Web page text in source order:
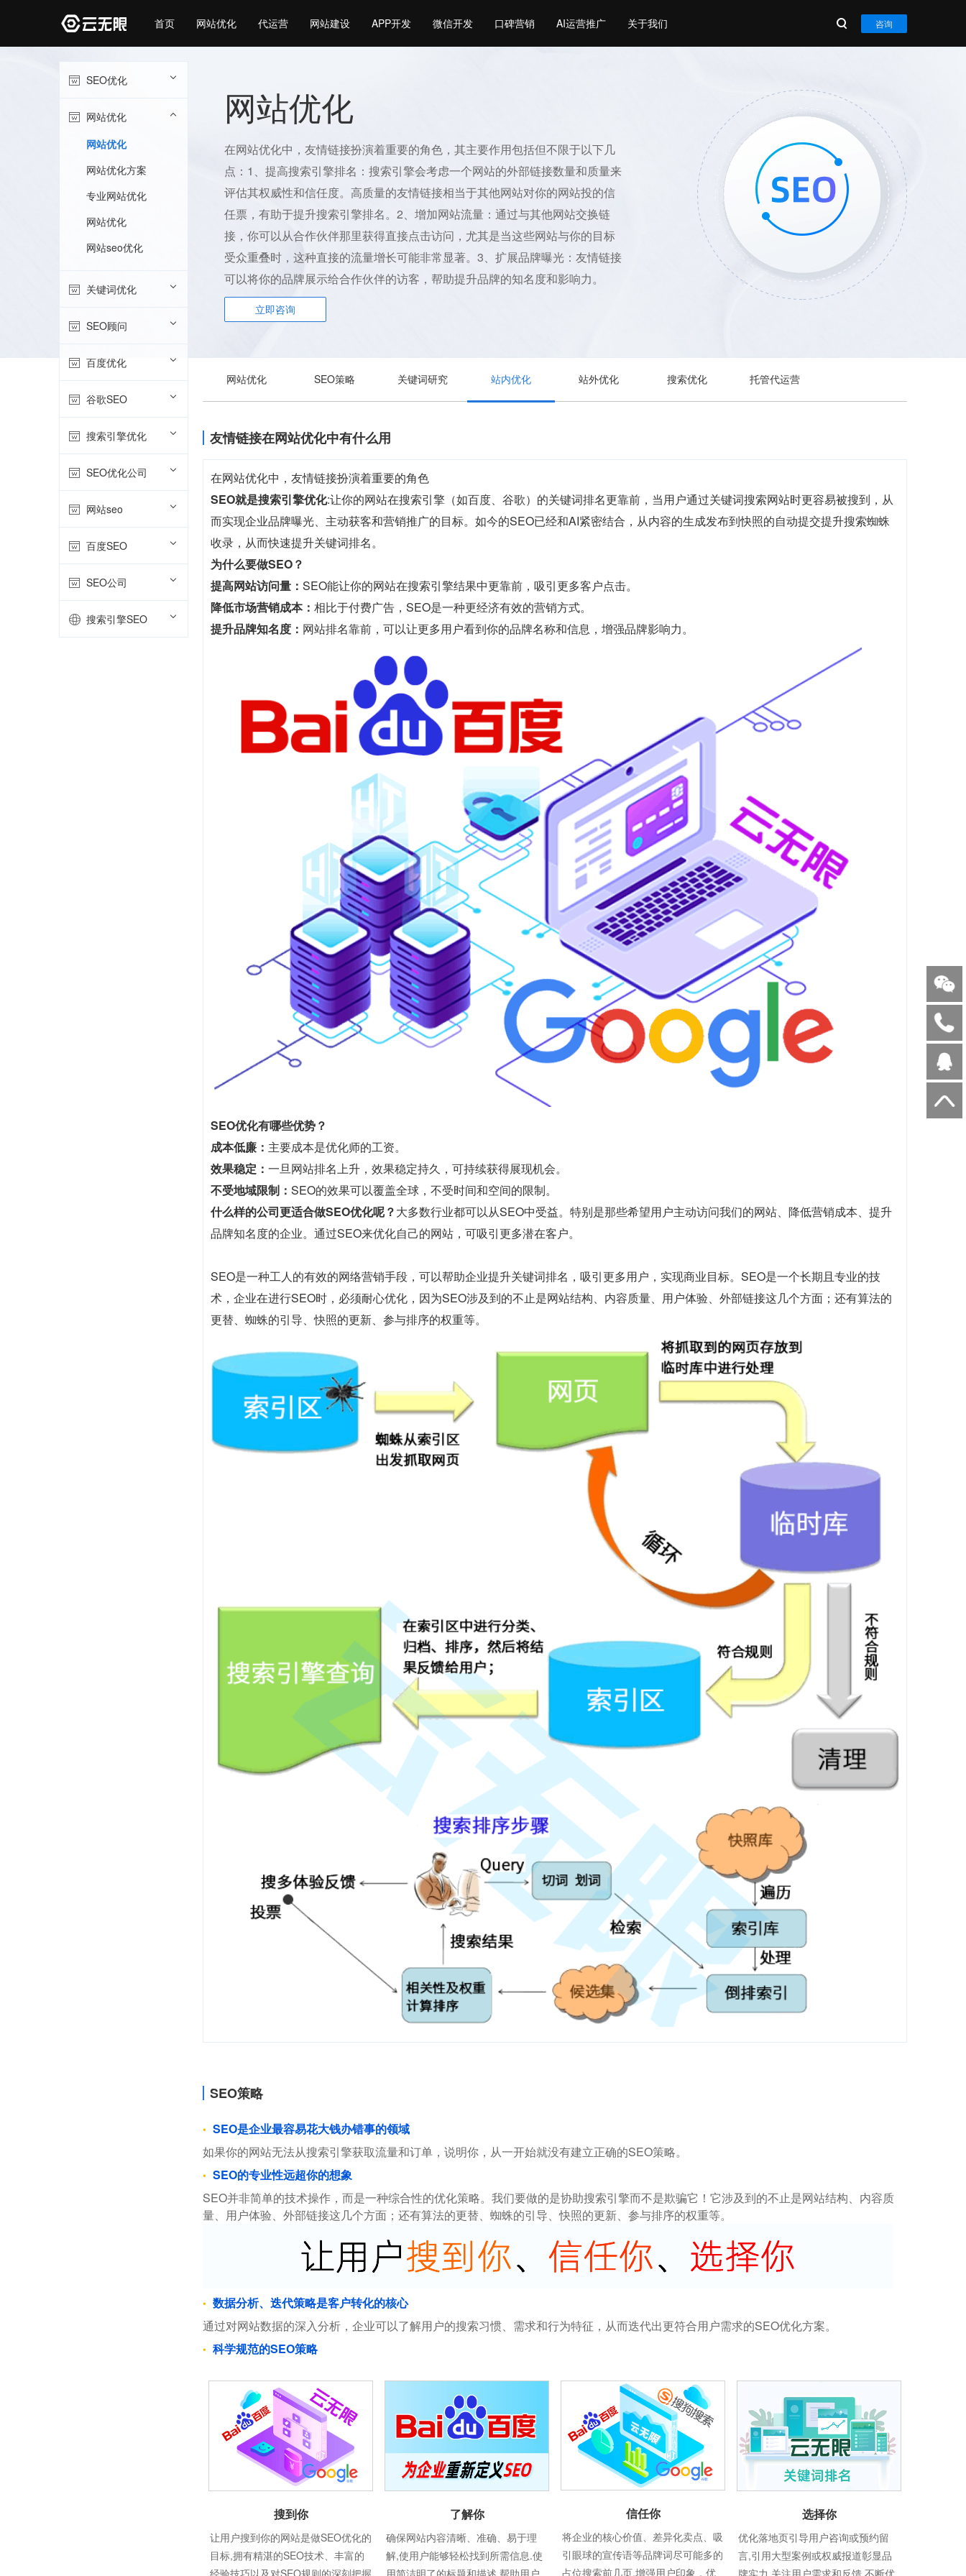
首页 网站优化 代运营 网站建设 APP开发 微信开发 口碑营销 AI运营推广 关于我们 咨询
网站优化
在网站优化中，友情链接扮演着重要的角色，其主要作用包括但不限于以下几
点：1、提高搜索引擎排名：搜索引擎会考虑一个网站的外部链接数量和质量来
评估其权威性和信任度。高质量的友情链接相当于其他网站对你的网站投的信
任票，有助于提升搜索引擎排名。2、增加网站流量：通过与其他网站交换链
接，你可以从合作伙伴那里获得直接点击访问，尤其是当这些网站与你的目标
受众重叠时，这种直接的流量增长可能非常显著。3、扩展品牌曝光：友情链接
可以将你的品牌展示给合作伙伴的访客，帮助提升品牌的知名度和影响力。
立即咨询
SEO优化
网站优化
网站优化
网站优化方案
专业网站优化
网站优化
网站seo优化
关键词优化
SEO顾问
百度优化
谷歌SEO
搜索引擎优化
SEO优化公司
网站seo
百度SEO
SEO公司
搜索引擎SEO
网站优化 SEO策略 关键词研究 站内优化 站外优化 搜索优化 托管代运营
友情链接在网站优化中有什么用
在网站优化中，友情链接扮演着重要的角色
SEO就是搜索引擎优化:让你的网站在搜索引擎（如百度、谷歌）的关键词排名更靠前，当用户通过关键词搜索网站时更容易被搜到，从
而实现企业品牌曝光、主动获客和营销推广的目标。如今的SEO已经和AI紧密结合，从内容的生成发布到快照的自动提交提升搜索蜘蛛
收录，从而快速提升关键词排名。
为什么要做SEO？
提高网站访问量： SEO能让你的网站在搜索引擎结果中更靠前，吸引更多客户点击。
降低市场营销成本： 相比于付费广告，SEO是一种更经济有效的营销方式。
提升品牌知名度： 网站排名靠前，可以让更多用户看到你的品牌名称和信息，增强品牌影响力。
SEO优化有哪些优势？
成本低廉： 主要成本是优化师的工资。
效果稳定： 一旦网站排名上升，效果稳定持久，可持续获得展现机会。
不受地域限制： SEO的效果可以覆盖全球，不受时间和空间的限制。
什么样的公司更适合做SEO优化呢？大多数行业都可以从SEO中受益。特别是那些希望用户主动访问我们的网站、降低营销成本、提升
品牌知名度的企业。通过SEO来优化自己的网站，可吸引更多潜在客户。
SEO是一种工人的有效的网络营销手段，可以帮助企业提升关键词排名，吸引更多用户，实现商业目标。SEO是一个长期且专业的技
术，企业在进行SEO时，必须耐心优化，因为SEO涉及到的不止是网站结构、内容质量、用户体验、外部链接这几个方面；还有算法的
更替、蜘蛛的引导、快照的更新、参与排序的权重等。
SEO策略
SEO是企业最容易花大钱办错事的领域
如果你的网站无法从搜索引擎获取流量和订单，说明你，从一开始就没有建立正确的SEO策略。
SEO的专业性远超你的想象
SEO并非简单的技术操作，而是一种综合性的优化策略。我们要做的是协助搜索引擎而不是欺骗它！它涉及到的不止是网站结构、内容质
量、用户体验、外部链接这几个方面；还有算法的更替、蜘蛛的引导、快照的更新、参与排序的权重等。
数据分析、迭代策略是客户转化的核心
通过对网站数据的深入分析，企业可以了解用户的搜索习惯、需求和行为特征，从而迭代出更符合用户需求的SEO优化方案。
科学规范的SEO策略
搜到你
让用户搜到你的网站是做SEO优化的
目标,拥有精湛的SEO技术、丰富的
经验技巧以及对SEO规则的深刻把握
了解你
确保网站内容清晰、准确、易于理
解,使用户能够轻松找到所需信息.使
用简洁明了的标题和描述,帮助用户
信任你
将企业的核心价值、差异化卖点、吸
引眼球的宣传语等品牌词尽可能多的
占位搜索前几页,增强用户印象，优
选择你
优化落地页引导用户咨询或预约留
言,引用大型案例或权威报道彰显品
牌实力,关注用户需求和反馈,不断优